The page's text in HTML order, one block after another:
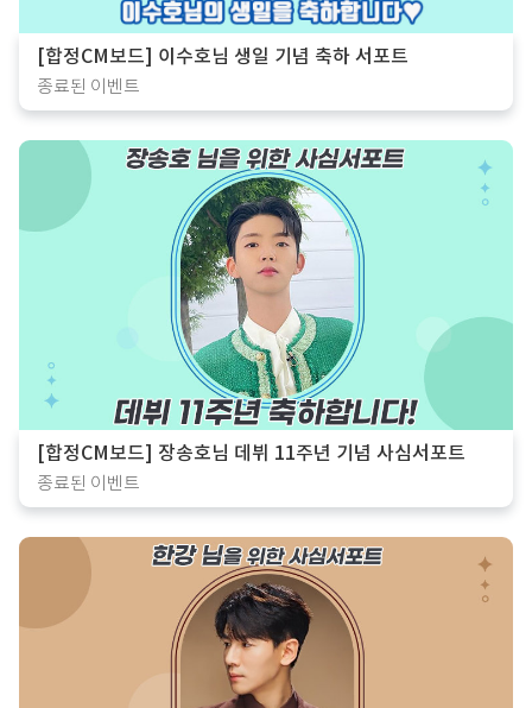
[합정CM보드] 이수호님 생일 기념 축하 서포트
종료된 이벤트
[합정CM보드] 장송호님 데뷔 11주년 기념 사심서포트
종료된 이벤트